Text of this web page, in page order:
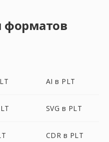
форматов
AI в PLT
SVG в PLT
CDR в PLT